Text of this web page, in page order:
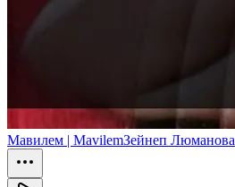
Мавилем | MavilemЗейнеп Люманова